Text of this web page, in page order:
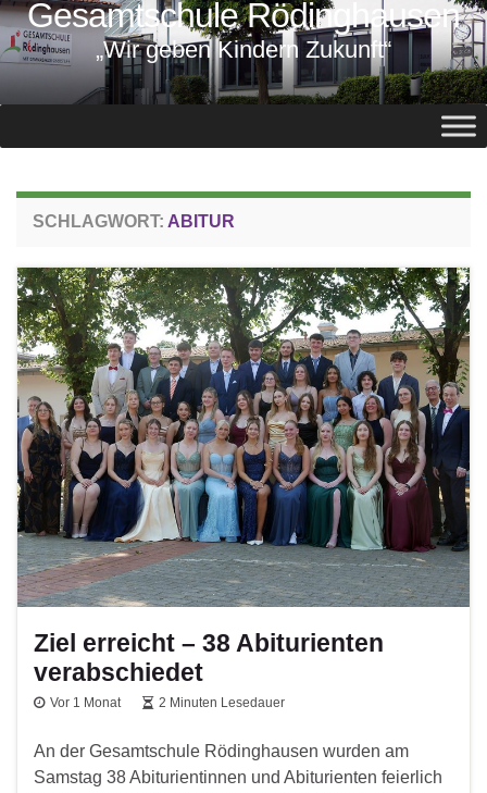
springen
Gesamtschule Rödinghausen
„Wir geben Kindern Zukunft“
SCHLAGWORT: ABITUR
Ziel erreicht – 38 Abiturienten
verabschiedet
Vor 1 Monat 2 Minuten Lesedauer
An der Gesamtschule Rödinghausen wurden am
Samstag 38 Abiturientinnen und Abiturienten feierlich